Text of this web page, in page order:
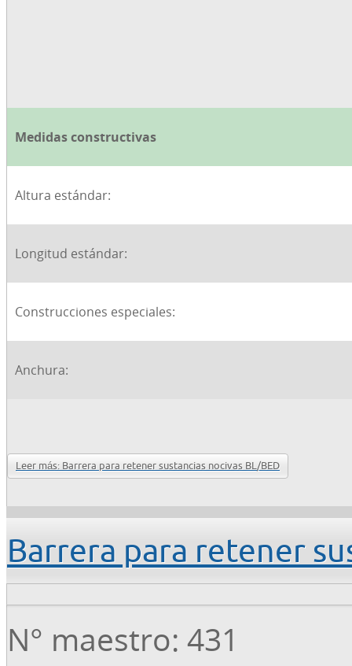
Medidas constructivas
Altura estándar:
Longitud estándar:
Construcciones especiales:
Anchura:
Leer más: Barrera para retener sustancias nocivas BL/BED
Barrera para retener
N° maestro: 431